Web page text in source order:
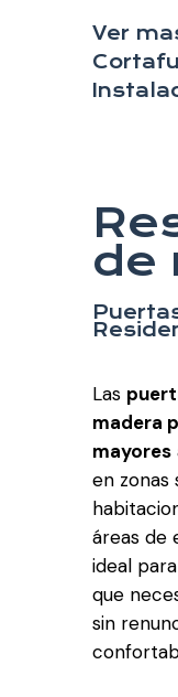
Ver
de
Las
madera
mayores
en zonas
áreas de
ideal
que
sin